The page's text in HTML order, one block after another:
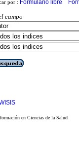
por : Formulario libre
campo
en Ciencias de la Salud